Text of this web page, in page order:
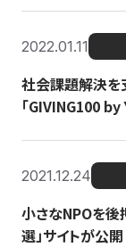
2022.01.11
社会課題解決を
「GIVING100
2021.12.24
小さなNPOを後
選」サイトが公開